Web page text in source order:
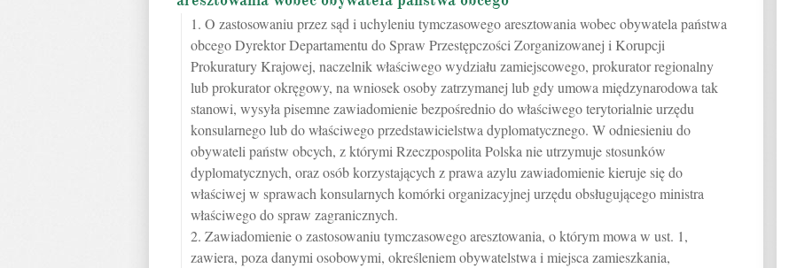
1. O zastosowaniu przez sąd i uchyleniu tymczasowego aresztowania wobec obywatela państwa
obcego Dyrektor Departamentu do Spraw Przestępczości Zorganizowanej i Korupcji
Prokuratury Krajowej, naczelnik właściwego wydziału zamiejscowego, prokurator regionalny
lub prokurator okręgowy, na wniosek osoby zatrzymanej lub gdy umowa międzynarodowa tak
stanowi, wysyła pisemne zawiadomienie bezpośrednio do właściwego terytorialnie urzędu
konsularnego lub do właściwego przedstawicielstwa dyplomatycznego. W odniesieniu do
obywateli państw obcych, z którymi Rzeczpospolita Polska nie utrzymuje stosunków
dyplomatycznych, oraz osób korzystających z prawa azylu zawiadomienie kieruje się do
właściwej w sprawach konsularnych komórki organizacyjnej urzędu obsługującego ministra
właściwego do spraw zagranicznych.
2. Zawiadomienie o zastosowaniu tymczasowego aresztowania, o którym mowa w ust. 1,
zawiera, poza danymi osobowymi, określeniem obywatelstwa i miejsca zamieszkania,